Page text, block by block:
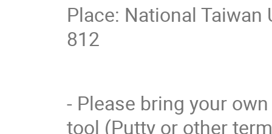
Place: National
812
- Please bring your
tool (Putty or other